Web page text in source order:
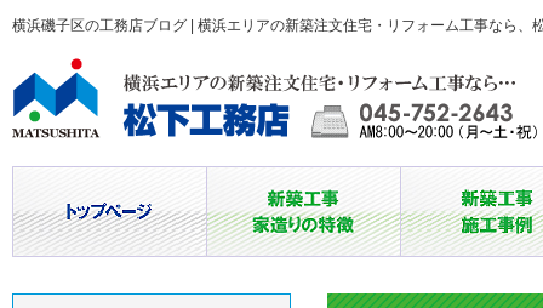
横浜磯子区の工務店ブログ | 横浜エリアの新築注文住宅・リフォーム工事なら、